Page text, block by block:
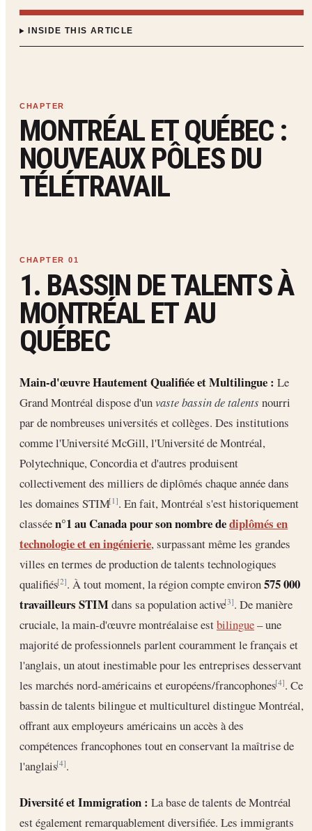
INSIDE THIS ARTICLE
MONTRÉAL ET QUÉBEC :
NOUVEAUX PÔLES DU
TÉLÉTRAVAIL
1. BASSIN DE TALENTS À
MONTRÉAL ET AU
QUÉBEC
Main-d'œuvre Hautement Qualifiée et Multilingue : Le
Grand Montréal dispose d'unvaste bassin de talents nourri
par de nombreuses universités et collèges. Des institutions
comme l'Université McGill, l'Université de Montréal,
Polytechnique, Concordia et d'autres produisent
collectivement des milliers de diplômés chaque année dans
les domaines STIM[1]. En fait, Montréal s'est historiquement
classéen°1 au Canada pour son nombre dediplômés en
technologie et en ingénierie, surpassant même les grandes
villes en termes de production de talents technologiques
qualifiés[2]. À tout moment, la région compte environ575 000
travailleurs STIMdans sa population active[3]. De manière
cruciale, la main-d'œuvre montréalaise estbilingue– une
majorité de professionnels parlent couramment le français et
l'anglais, un atout inestimable pour les entreprises desservant
les marchés nord-américains et européens/francophones[4]. Ce
bassin de talents bilingue et multiculturel distingue Montréal,
offrant aux employeurs américains un accès à des
compétences francophones tout en conservant la maîtrise de
l'anglais[4].
Diversité et Immigration : La base de talents de Montréal
est également remarquablement diversifiée. Les immigrants